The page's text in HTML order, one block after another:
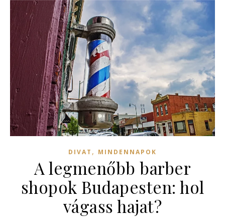
DIVAT , MINDENNAPOK
A legmenőbb barber
shopok Budapesten: hol
vágass hajat?